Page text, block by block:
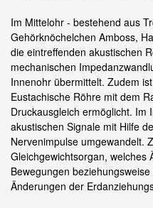
Im Mittelohr - bestehend aus
Gehörknöchelchen Amboss,
die eintreffenden akustischen
mechanischen
Innenohr übermittelt. Zudem
Eustachische Röhre mit dem
Druckausgleich ermöglicht. Im
akustischen Signale mit Hilfe
Nervenimpulse umgewandelt.
Gleichgewichtsorgan, welches
Bewegungen
Änderungen der